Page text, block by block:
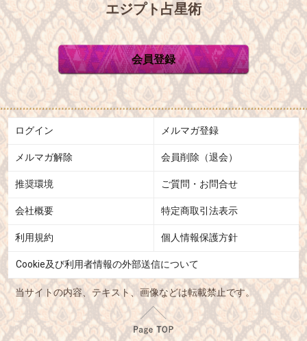
エジプト占星術
会員登録
ログイン メルマガ登録
メルマガ解除 会員削除（退会）
推奨環境 ご質問・お問合せ
会社概要 特定商取引法表示
利用規約 個人情報保護方針
Cookie及び利用者情報の外部送信について
当サイトの内容、テキスト、画像などは転載禁止です。